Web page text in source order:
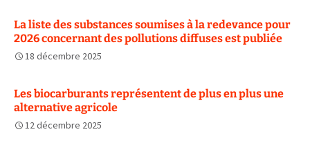
La liste des substances soumises à la redevance pour
2026 concernant des pollutions diffuses est publiée
18 décembre 2025
Les biocarburants représentent de plus en plus une
alternative agricole
12 décembre 2025